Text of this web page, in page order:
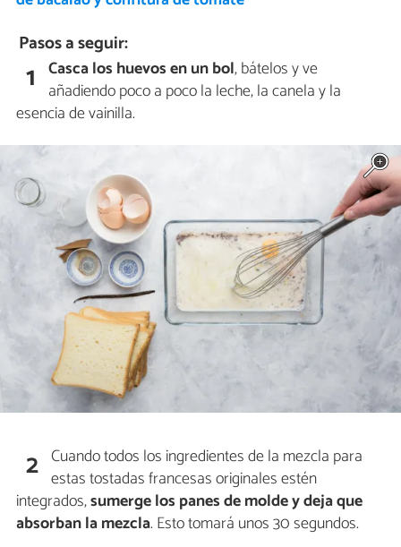
Pasos a seguir:
1 Casca los huevos en un bol, bátelos y ve
añadiendo poco a poco la leche, la canela y la
esencia de vainilla.
2 Cuando todos los ingredientes de la mezcla para
estas tostadas francesas originales estén
integrados,sumerge los panes de molde ydeja que
absorban la mezcla. Esto tomará unos 30 segundos.